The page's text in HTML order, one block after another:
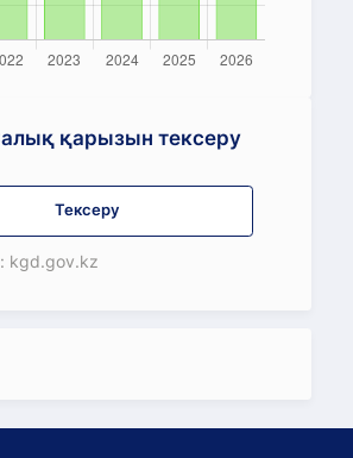
қарызын тексеру
Тексеру
kgd.gov.kz